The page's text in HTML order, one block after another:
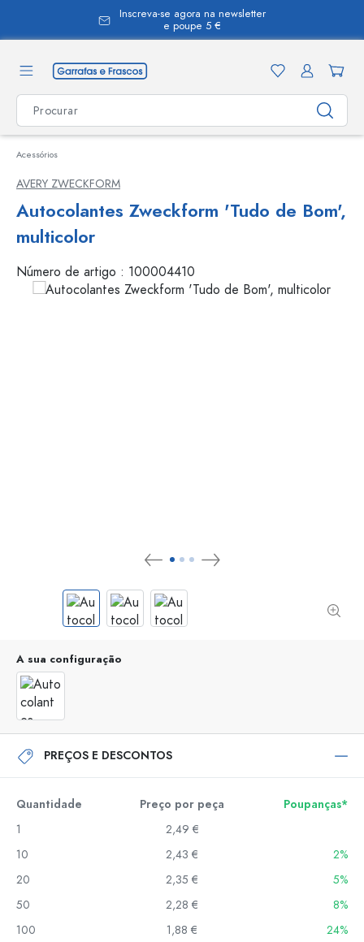
Inscreva-se agora na newsletter
e poupe 5 €
Acessórios
AVERY ZWECKFORM
Autocolantes Zweckform 'Tudo de Bom',
multicolor
Número de artigo : 100004410
A sua configuração
PREÇOS E DESCONTOS
Quantidade Preço por peça
Poupanças*
1
2,49 €
10
2,43 €
2%
20
2,35 €
5%
50
2,28 €
8%
100
1,88 €
24%